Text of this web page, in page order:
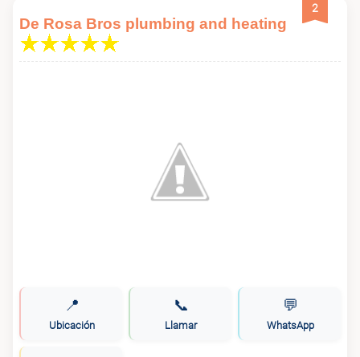
2
De Rosa Bros plumbing and heating
📍
Ubicación
📞
Llamar
💬
WhatsApp